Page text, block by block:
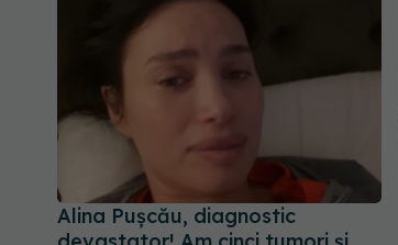
Alina Pușcău, diagnostic